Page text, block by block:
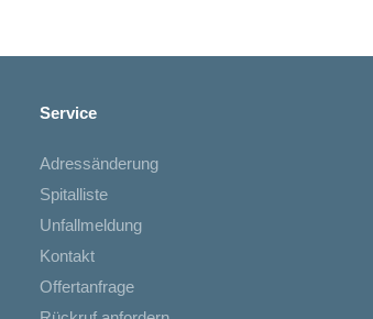
Service
Adressänderung
Spitalliste
Unfallmeldung
Kontakt
Offertanfrage